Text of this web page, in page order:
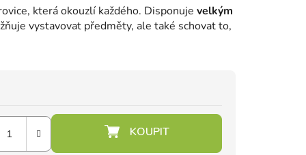
která okouzlí každého. Disponuje velkým
vystavovat předměty, ale také schovat to,